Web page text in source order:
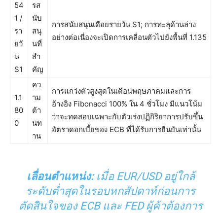
54
1 /
รา
ยวั
น
S1
รส
นับ
สนุ
นที่
สำ
คัญ
การสนับสนุนเดือยรายวัน S1; การทะลุด้านล่าง
อย่างต่อเนื่องจะเปิดการเคลื่อนตัวไปยังพื้นที่ 1.135
1.1
80
0
คว
าม
ต้า
นท
าน
การแกว่งตัวสูงสุดในเดือนพฤษภาคมและการ
อ้างอิง Fibonacci 100% ใน 4 ชั่วโมง มีแนวโน้ม
ว่าจะทดสอบเฉพาะกับตัวเร่งปฏิกิริยาการปรับขึ้น
อัตราดอกเบี้ยของ ECB ที่ได้รับการยืนยันเท่านั้น
เลื่อนตำแหน่ง:เมื่อ EUR/USD อยู่ใกล้
ระดับต่ำสุดในรอบหกสัปดาห์ก่อนการ
ตัดสินใจของ ECB และ FED ผู้ค้าต้องการ